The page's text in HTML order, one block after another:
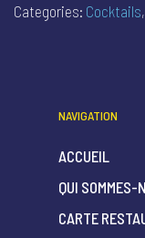
Categories: Cocktails,
NAVIGATION
ACCUEIL
QUI SOMMES-
CARTE